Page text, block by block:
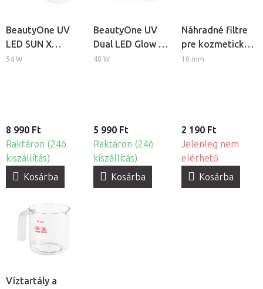
BeautyOne UV
LED SUN X
professzionális
54 W
8 990 Ft
Raktáron (24ó
kiszállítás)
Kosárba
BeautyOne UV
Dual LED Glow 5
professzionális
48 W
5 990 Ft
Raktáron (24ó
kiszállítás)
Kosárba
Náhradné filtre
pre kozmetický
prístroj
10 mm
2 190 Ft
Jelenleg nem
elérhető
Kosárba
Víztartály a